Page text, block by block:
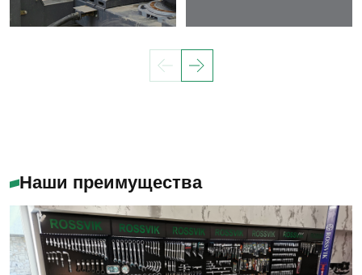
Наши преимущества